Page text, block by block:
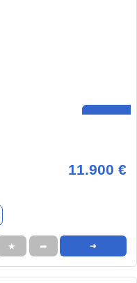
11.900 €
★ ➦ ➜